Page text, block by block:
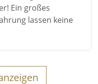
Ein großes
lassen keine